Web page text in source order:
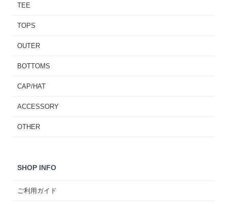
TEE
TOPS
OUTER
BOTTOMS
CAP/HAT
ACCESSORY
OTHER
SHOP INFO
ご利用ガイド